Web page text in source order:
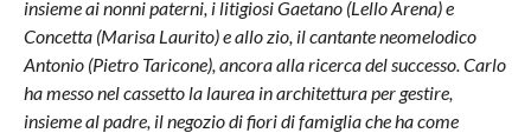
insieme ai nonni paterni, i litigiosi Gaetano (Lello Arena) e
Concetta (Marisa Laurito) e allo zio, il cantante neomelodico
Antonio (Pietro Taricone), ancora alla ricerca del successo. Carlo
ha messo nel cassetto la laurea in architettura per gestire,
insieme al padre, il negozio di fiori di famiglia che ha come